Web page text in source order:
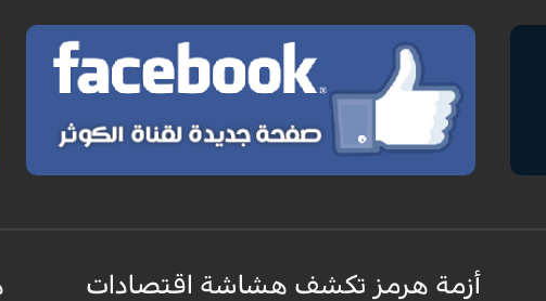
أزمة هرمز تكشف هشاشة اقتصادات